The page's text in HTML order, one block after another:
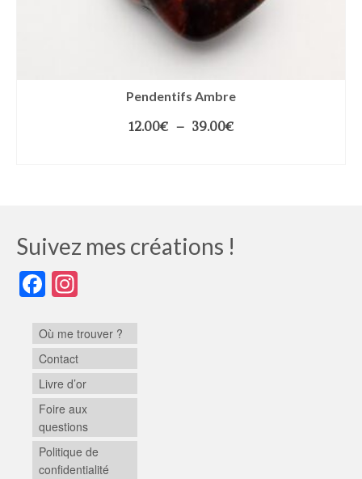
Pendentifs Ambre
12.00€ – 39.00€
Suivez mes créations !
Facebook
Où me trouver ?
Contact
Livre d’or
Foire aux
questions
Politique de
confidentialité